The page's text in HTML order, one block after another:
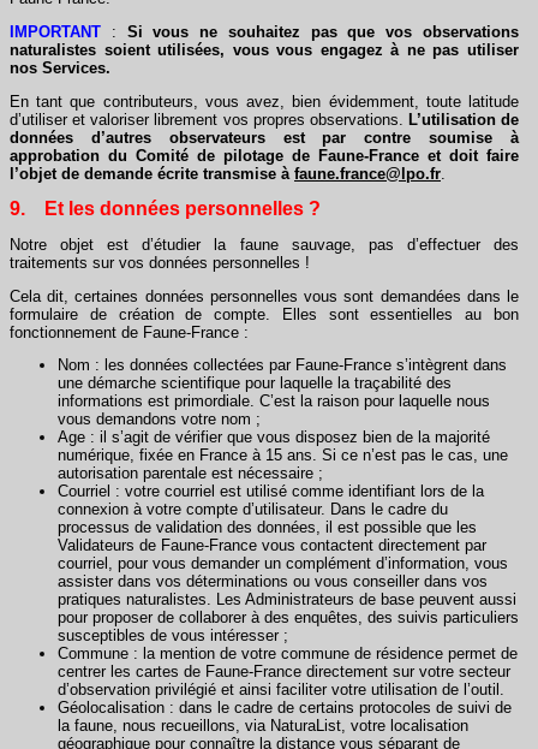
IMPORTANT
: Si vous ne souhaitez pas que vos observations
naturalistes soient utilisées, vous vous engagez à ne pas utiliser
nos Services.
En tant que contributeurs, vous avez, bien évidemment, toute latitude
d’utiliser et valoriser librement vos propres observations.
L’utilisation de
données d’autres observateurs est par contre soumise à
approbation du Comité de pilotage de Faune-France et doit faire
l’objet de demande écrite transmise à faune.france@lpo.fr
9. Et les données personnelles ?
Notre objet est d’étudier la faune sauvage, pas d’effectuer des
traitements sur vos données personnelles !
Cela dit, certaines données personnelles vous sont demandées dans le
formulaire de création de compte. Elles sont essentielles au bon
fonctionnement de Faune-France :
Nom : les données collectées par Faune-France s’intègrent dans
une démarche scientifique pour laquelle la traçabilité des
informations est primordiale. C’est la raison pour laquelle nous
vous demandons votre nom ;
Age : il s’agit de vérifier que vous disposez bien de la majorité
numérique, fixée en France à 15 ans. Si ce n’est pas le cas, une
autorisation parentale est nécessaire ;
Courriel : votre courriel est utilisé comme identifiant lors de la
connexion à votre compte d’utilisateur. Dans le cadre du
processus de validation des données, il est possible que les
Validateurs de Faune-France vous contactent directement par
courriel, pour vous demander un complément d’information, vous
assister dans vos déterminations ou vous conseiller dans vos
pratiques naturalistes. Les Administrateurs de base peuvent aussi
pour proposer de collaborer à des enquêtes, des suivis particuliers
susceptibles de vous intéresser ;
Commune : la mention de votre commune de résidence permet de
centrer les cartes de Faune-France directement sur votre secteur
d’observation privilégié et ainsi faciliter votre utilisation de l’outil.
Géolocalisation : dans le cadre de certains protocoles de suivi de
la faune, nous recueillons, via NaturaList, votre localisation
géographique pour connaître la distance vous séparant de